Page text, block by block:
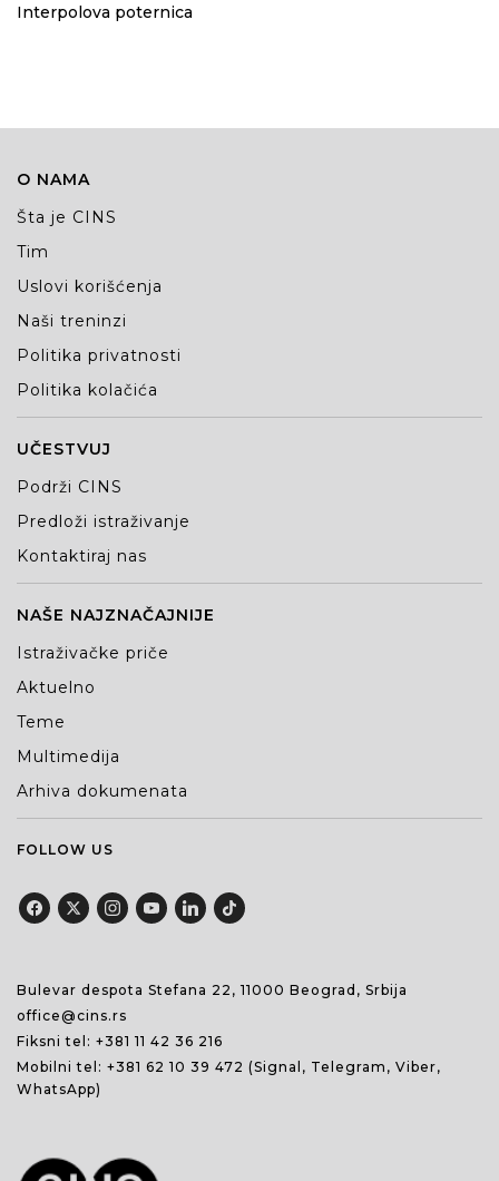
Interpolova poternica
O NAMA
Šta je CINS
Tim
Uslovi korišćenja
Naši treninzi
Politika privatnosti
Politika kolačića
UČESTVUJ
Podrži CINS
Predloži istraživanje
Kontaktiraj nas
NAŠE NAJZNAČAJNIJE
Istraživačke priče
Aktuelno
Teme
Multimedija
Arhiva dokumenata
FOLLOW US
Bulevar despota Stefana 22, 11000 Beograd, Srbija
office@cins.rs
Fiksni tel: +381 11 42 36 216
Mobilni tel: +381 62 10 39 472 (Signal, Telegram, Viber,
WhatsApp)